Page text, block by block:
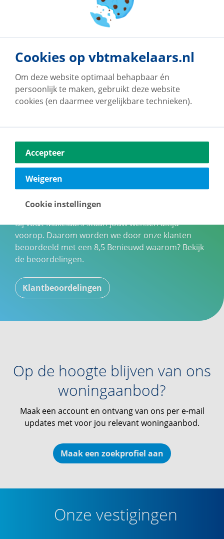
Onze klanten geven
ons een 9!
Bij vb&t Makelaars staan jouw wensen altijd
voorop. Daarom worden we door onze klanten
beoordeeld met een 8,5 Benieuwd waarom? Bekijk
de beoordelingen.
Klantbeoordelingen
Op de hoogte blijven van ons
woningaanbod?
Maak een account en ontvang van ons per e-mail
updates met voor jou relevant woningaanbod.
Maak een zoekprofiel aan
Onze vestigingen
Cookies op vbtmakelaars.nl
Om deze website optimaal behapbaar én
persoonlijk te maken, gebruikt deze website
cookies (en daarmee vergelijkbare technieken).
Accepteer
Weigeren
Cookie instellingen